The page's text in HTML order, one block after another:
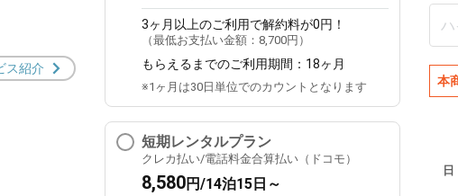
ス紹介
3ヶ月 以上のご利用で解約料が0円！
（最低お支払い金額： 8,700円 ）
もらえるまでのご利用期間： 18ヶ月
※1ヶ月は30日単位でのカウントとなります
短期レンタルプラン
クレカ払い/電話料金合算払い（ドコモ）
8,580円/14泊15日～
本
日